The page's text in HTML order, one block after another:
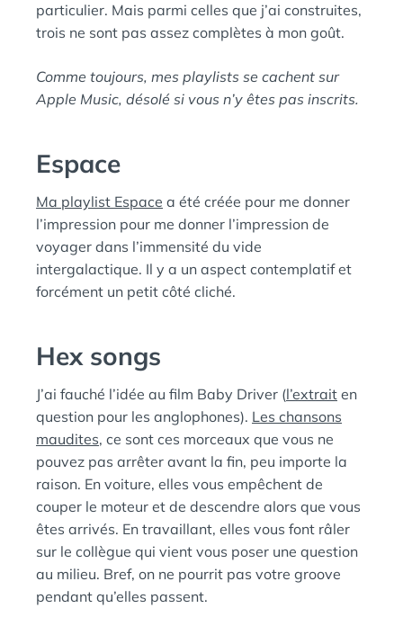
Г
И
Н
particulier. Mais parmi celles que j’ai construites,
trois ne sont pas assez complètes à mon goût.
Comme toujours, mes playlists se cachent sur
Apple Music, désolé si vous n’y êtes pas inscrits.
Espace
Ma playlist Espace a été créée pour me donner
l’impression pour me donner l’impression de
voyager dans l’immensité du vide
intergalactique. Il y a un aspect contemplatif et
forcément un petit côté cliché.
Hex songs
J’ai fauché l’idée au film Baby Driver (l’extrait en
question pour les anglophones). Les chansons
maudites, ce sont ces morceaux que vous ne
pouvez pas arrêter avant la fin, peu importe la
raison. En voiture, elles vous empêchent de
couper le moteur et de descendre alors que vous
êtes arrivés. En travaillant, elles vous font râler
sur le collègue qui vient vous poser une question
au milieu. Bref, on ne pourrit pas votre groove
pendant qu’elles passent.